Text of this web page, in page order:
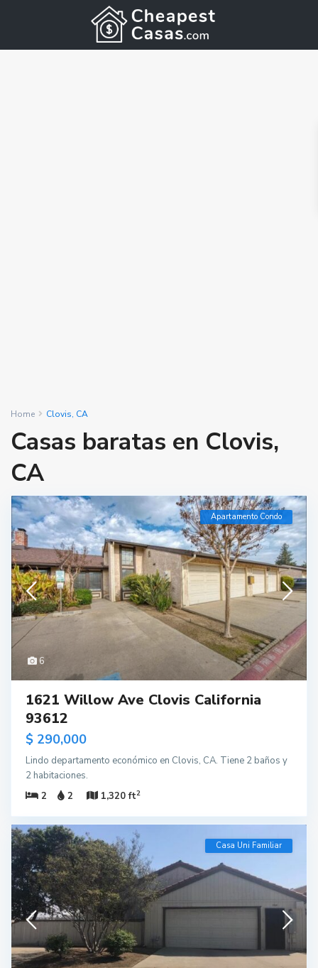
Home Clovis, CA
Casas baratas en Clovis,
CA
6
Apartamento Condo
1621 Willow Ave Clovis California
93612
$ 290,000
Lindo departamento económico en Clovis, CA. Tiene 2 baños y
2 habitaciones.
2
2 1,320 ft2
Casa Uni Familiar